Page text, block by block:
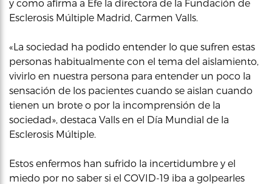
y como afirma a Efe la directora de la Fundación de
Esclerosis Múltiple Madrid, Carmen Valls.
«La sociedad ha podido entender lo que sufren estas
personas habitualmente con el tema del aislamiento,
vivirlo en nuestra persona para entender un poco la
sensación de los pacientes cuando se aislan cuando
tienen un brote o por la incomprensión de la
sociedad», destaca Valls en el Día Mundial de la
Esclerosis Múltiple.
Estos enfermos han sufrido la incertidumbre y el
miedo por no saber si el COVID-19 iba a golpearles